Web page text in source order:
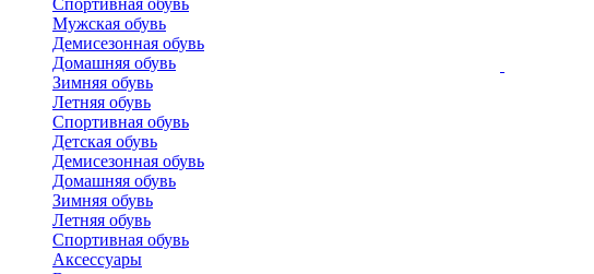
Спортивная обувь
Мужская обувь
Демисезонная обувь
Домашняя обувь
Зимняя обувь
Летняя обувь
Спортивная обувь
Детская обувь
Демисезонная обувь
Домашняя обувь
Зимняя обувь
Летняя обувь
Спортивная обувь
Аксессуары